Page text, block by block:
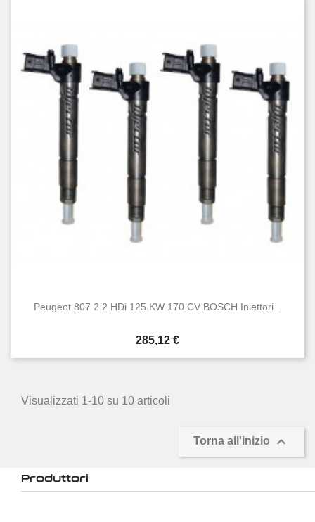
Peugeot 807 2.2 HDi 125 KW 170 CV BOSCH Iniettori...
Prezzo
285,12 €
Visualizzati 1-10 su 10 articoli
Torna all'inizio 
Produttori